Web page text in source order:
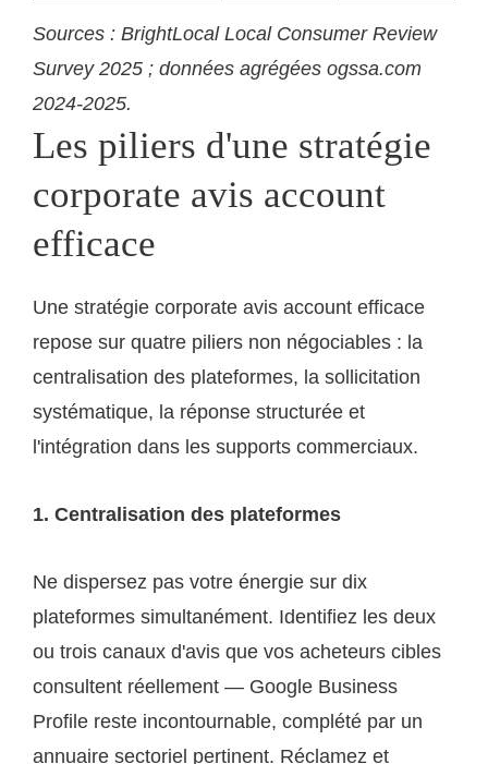
Sources : BrightLocal Local Consumer Review
Survey 2025 ; données agrégées ogssa.com
2024-2025.
Les piliers d'une stratégie
corporate avis account
efficace
Une stratégie corporate avis account efficace
repose sur quatre piliers non négociables : la
centralisation des plateformes, la sollicitation
systématique, la réponse structurée et
l'intégration dans les supports commerciaux.
1. Centralisation des plateformes
Ne dispersez pas votre énergie sur dix
plateformes simultanément. Identifiez les deux
ou trois canaux d'avis que vos acheteurs cibles
consultent réellement — Google Business
Profile reste incontournable, complété par un
annuaire sectoriel pertinent. Réclamez et